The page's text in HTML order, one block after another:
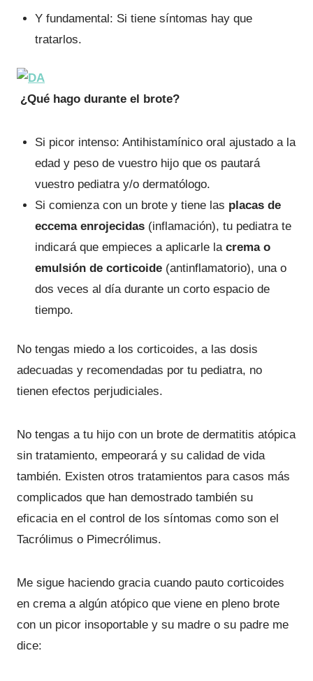
Y fundamental: Si tiene síntomas hay que
tratarlos.
¿Qué hago durante el brote?
Si picor intenso: Antihistamínico oral ajustado a la
edad y peso de vuestro hijo que os pautará
vuestro pediatra y/o dermatólogo.
Si comienza con un brote y tiene las placas de
eccema enrojecidas(inflamación), tu pediatra te
indicará que empieces a aplicarle la crema o
emulsión de corticoide (antinflamatorio), una o
dos veces al día durante un corto espacio de
tiempo.
No tengas miedo a los corticoides, a las dosis
adecuadas y recomendadas por tu pediatra, no
tienen efectos perjudiciales.
No tengas a tu hijo con un brote de dermatitis atópica
sin tratamiento, empeorará y su calidad de vida
también. Existen otros tratamientos para casos más
complicados que han demostrado también su
eficacia en el control de los síntomas como son el
Tacrólimus o Pimecrólimus.
Me sigue haciendo gracia cuando pauto corticoides
en crema a algún atópico que viene en pleno brote
con un picor insoportable y su madre o su padre me
dice: